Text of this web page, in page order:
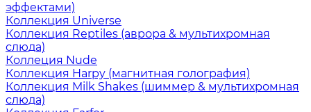
эффектами)
Коллекция Universe
Коллекция Reptiles (аврора & мультихромная
слюда)
Коллеция Nude
Коллекция Harpy (магнитная голография)
Коллекция Milk Shakes (шиммер & мультихромная
слюда)